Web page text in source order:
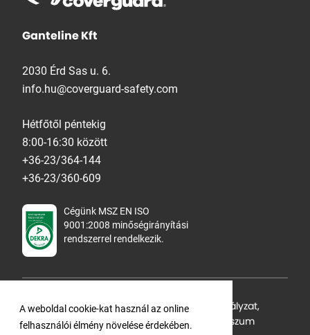
A weboldal cookie-kat használ az online
felhasználói élmény növelése érdekében.
Ganteline Kft
2030 Érd Sas u. 6.
info.hu@coverguard-safety.com
Hétfőtől péntekig
8:00-16:30 között
+36-23/364-144
+36-23/360-609
Cégünk MSZ EN ISO
9001:2008 minőségirányítási
rendszerrel rendelkezik.
Adatvédelmi tájékoztató,Cookie Szabályzat,
Felhasználási feltételek,ÁSZF Impresszum